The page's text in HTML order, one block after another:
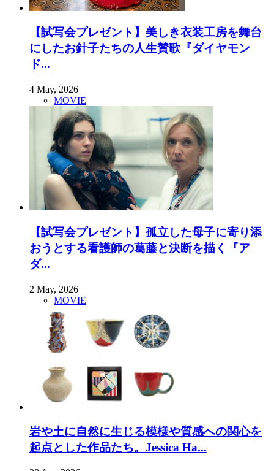
【試写会プレゼント】美しき衣装工房を舞台
にしたお針子たちの人生賛歌『ダイヤモン
ド...
4 May, 2026
MOVIE
【試写会プレゼント】孤立した母子に寄り添
おうとする看護師の葛藤と決断を描く『ア
ダ...
2 May, 2026
MOVIE
岩や土に自然に生じる模様や質感への関心を
起点とした作品たち。Jessica Ha...